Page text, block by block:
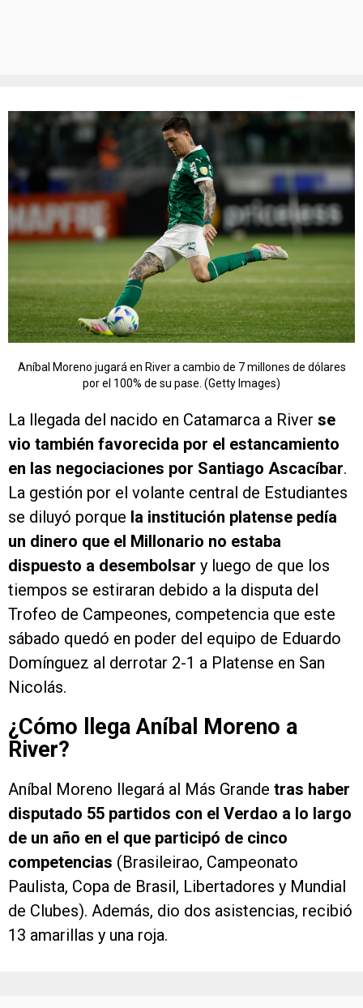
Aníbal Moreno jugará en River a cambio de 7 millones de dólares
por el 100% de su pase. (Getty Images)
La llegada del nacido en Catamarca a River se
vio también favorecida por el estancamiento
en las negociaciones por Santiago Ascacíbar.
La gestión por el volante central de Estudiantes
se diluyó porque la institución platense pedía
un dinero que el Millonario no estaba
dispuesto a desembolsar y luego de que los
tiempos se estiraran debido a la disputa del
Trofeo de Campeones, competencia que este
sábado quedó en poder del equipo de Eduardo
Domínguez al derrotar 2-1 a Platense en San
Nicolás.
¿Cómo llega Aníbal Moreno a
River?
Aníbal Moreno llegará al Más Grande tras haber
disputado 55 partidos con el Verdao a lo largo
de un año en el que participó de cinco
competencias (Brasileirao, Campeonato
Paulista, Copa de Brasil, Libertadores y Mundial
de Clubes). Además, dio dos asistencias, recibió
13 amarillas y una roja.